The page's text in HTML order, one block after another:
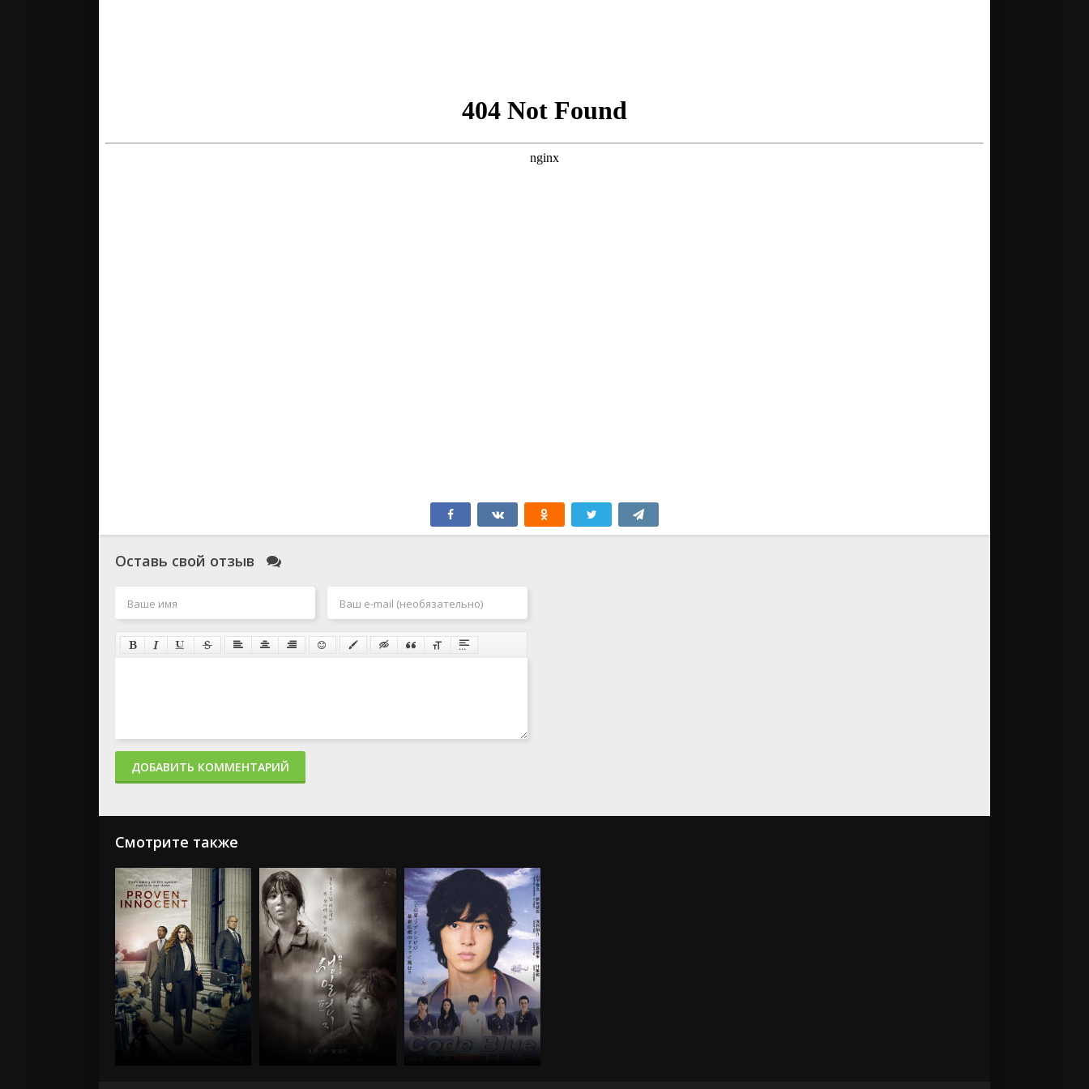
Оставь свой отзыв
ДОБАВИТЬ КОММЕНТАРИЙ
Смотрите также